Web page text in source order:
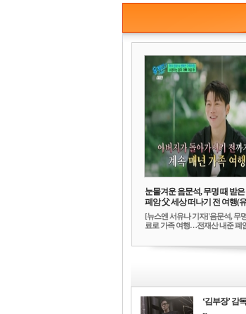
눈물겨운 음문석, 무명 때 받
폐암 父 세상 떠나기 전 여행(
[뉴스엔 서유나 기자]'음문석, 무
료로 가족 여행…전재산 내준 폐
‘김부장’ 감
...